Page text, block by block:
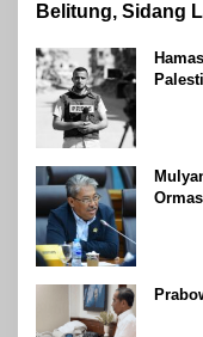
Belitung, Sidang